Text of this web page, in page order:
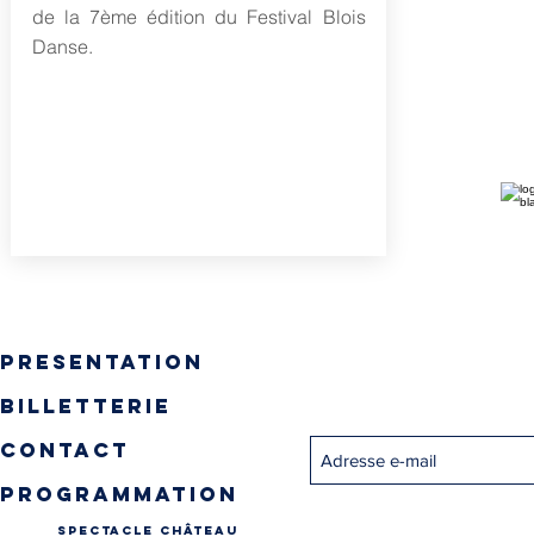
de la 7ème édition du Festival Blois
Danse.
presentation
billetterie
contact
programmation
spectacle château